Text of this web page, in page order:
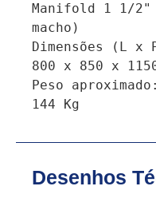
Manifold 1 1/2"
macho)
Dimensões (L x
800 x 850 x 1150
Peso aproximado:
144 Kg
Desenhos